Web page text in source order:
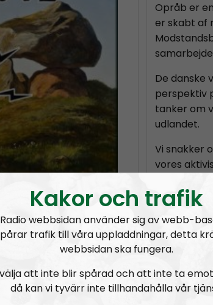
kommentarer,
uden olie.
Afgoerelse
i-
Opråb er
er skabt af
De danske
perspektiv
tanker om
udlandet.
Vi snakker
vores
sjov med
vores vilje
RSS:
Kakor och trafik
webbsidan använder sig av webb-
trafik till våra uppladdningar, detta
webbsidan ska fungera.
att inte blir spårad och att inte ta
då kan vi tyvärr inte tillhandahålla vår